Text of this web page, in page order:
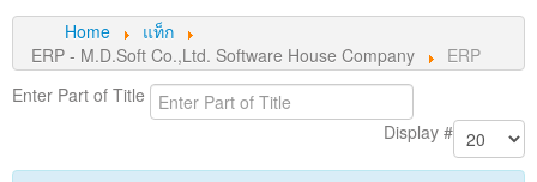
Home
About us
Service
Home
แท็ก
ERP - M.D.Soft Co.,Ltd. Software House Company
ERP
Enter Part of Title
Display #